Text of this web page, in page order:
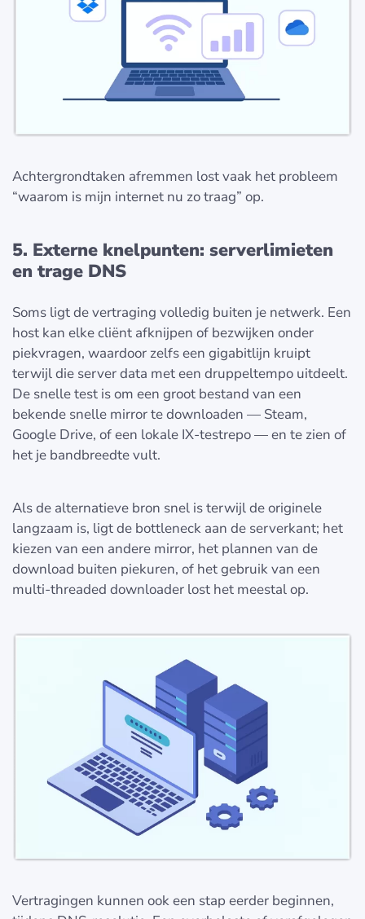
Achtergrondtaken afremmen lost vaak het probleem
“waarom is mijn internet nu zo traag” op.
5. Externe knelpunten: serverlimieten
en trage DNS
Soms ligt de vertraging volledig buiten je netwerk. Een
host kan elke cliënt afknijpen of bezwijken onder
piekvragen, waardoor zelfs een gigabitlijn kruipt
terwijl die server data met een druppeltempo uitdeelt.
De snelle test is om een groot bestand van een
bekende snelle mirror te downloaden — Steam,
Google Drive, of een lokale IX-testrepo — en te zien of
het je bandbreedte vult.
Als de alternatieve bron snel is terwijl de originele
langzaam is, ligt de bottleneck aan de serverkant; het
kiezen van een andere mirror, het plannen van de
download buiten piekuren, of het gebruik van een
multi-threaded downloader lost het meestal op.
Vertragingen kunnen ook een stap eerder beginnen,